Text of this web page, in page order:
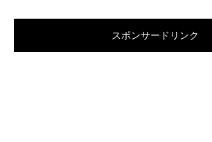
スポンサードリンク